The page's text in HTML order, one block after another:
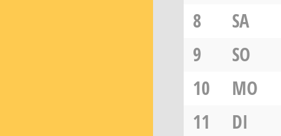
8
SA
9
SO
10
MO
11
DI